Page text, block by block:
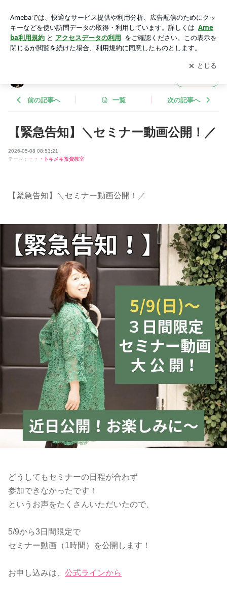
人生にトキメキを
アプリをダウンロードして ブログの更新通知
を受け取りまし
ょう。
開く
前の記事へ 一覧 次の記事へ
【緊急告知】＼セミナー動画公開！／
2026-05-08 08:53:21
テーマ：
・・・トキメキ投資教室
【緊急告知】＼セミナー動画公開！／
どうしてもセミナーの日程が合わず
参加できなかったです！
というお声をたくさんいただいたので、
5/9から3日間限定で
セミナー動画（1時間）を公開します！
お申し込みは、 公式ラインから